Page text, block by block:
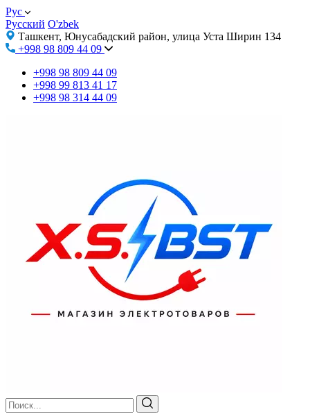
Рус
Русский O'zbek
Ташкент, Юнусабадский район, улица Уста Ширин 134
+998 98 809 44 09
+998 98 809 44 09
+998 99 813 41 17
+998 98 314 44 09